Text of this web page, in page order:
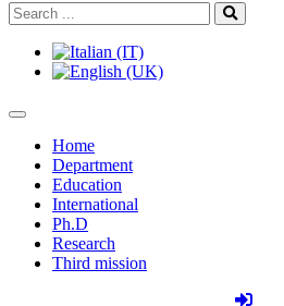
Search
...
Search
Home
Department
Education
International
Ph.D
Research
Third mission